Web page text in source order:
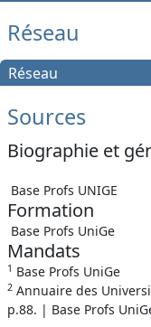
Réseau
Réseau
Sources
Biographie et
Base Profs UNIGE
Formation
Base Profs UniGe
Mandats
1 Base Profs UniGe
2 Annuaire des
p.88. | Base Profs